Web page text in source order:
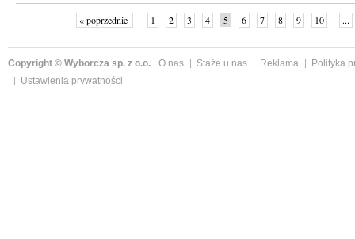
« poprzednie 1 2 3 4 5 6 7 8 9 10 ...
Copyright © Wyborcza sp. z o.o. O nas Staże u nas Reklama
Polityka
Ustawienia prywatności